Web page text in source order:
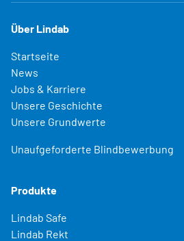
Über Lindab
Startseite
News
Jobs & Karriere
Unsere Geschichte
Unsere Grundwerte
Unaufgeforderte Blindbewerbung
Produkte
Lindab Safe
Lindab Rekt